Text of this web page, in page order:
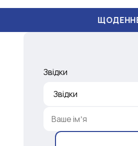
ЩОДЕННЕ
Звідки